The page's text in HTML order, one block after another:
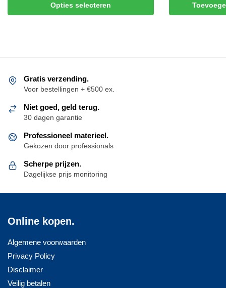
Opties selecteren
product
optie
kan
worden
de
productpagina
Gratis verzending.
Voor bestellingen + €500 ex.
Niet goed, geld terug.
30 dagen garantie
Professioneel materieel.
Gekozen door professionals
Scherpe prijzen.
Dagelijkse prijs monitoring
Online kopen.
Algemene voorwaarden
Privacy Policy
Disclaimer
Veilig betalen